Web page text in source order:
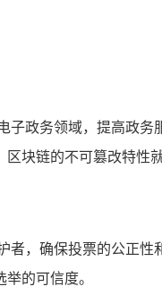
子政务领域，提高政
块链的不可篡改特性
者，确保投票的公正
的可信度。